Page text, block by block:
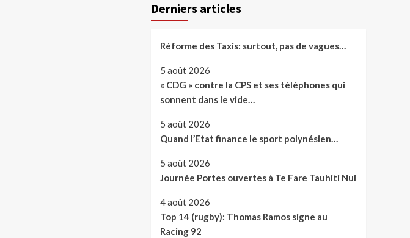
Derniers articles
Réforme des Taxis: surtout, pas de vagues…
5 août 2026
« CDG » contre la CPS et ses téléphones qui
sonnent dans le vide…
5 août 2026
Quand l’Etat finance le sport polynésien…
5 août 2026
Journée Portes ouvertes à Te Fare Tauhiti Nui
4 août 2026
Top 14 (rugby): Thomas Ramos signe au
Racing 92